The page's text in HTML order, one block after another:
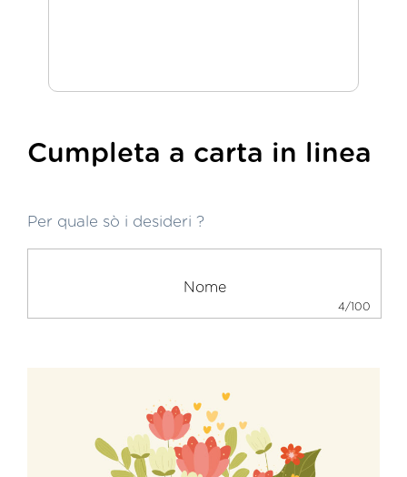
Cumpleta a carta in linea
Per quale sò i desideri ?
4/100